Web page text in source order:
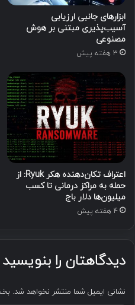
ابزارهای جانبی ارزیابی
آسیب‌پذیری مبتنی بر هوش
مصنوعی
3 هفته پیش
اعتراف تکان‌دهنده هکر Ryuk: از
حمله به مراکز درمانی تا کسب
میلیون‌ها دلار باج
4 هفته پیش
دیدگاهتان را بنویسید
نشانی ایمیل شما منتشر نخواهد شد.